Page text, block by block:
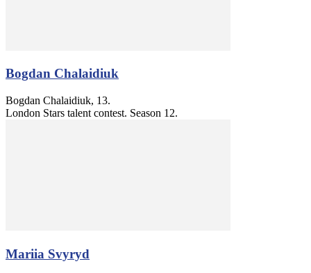
Bogdan Chalaidiuk
Bogdan Chalaidiuk, 13.
London Stars talent contest. Season 12.
Mariia Svyryd